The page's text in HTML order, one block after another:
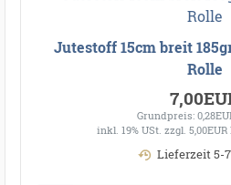
Jutestoff 15cm breit
Rolle
Grundpreis:
inkl. 19% USt. zzgl.
Lieferzeit 5-